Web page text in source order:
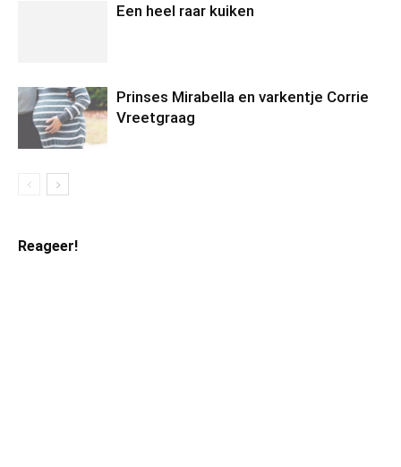
Een heel raar kuiken
Prinses Mirabella en varkentje Corrie
Vreetgraag
Reageer!